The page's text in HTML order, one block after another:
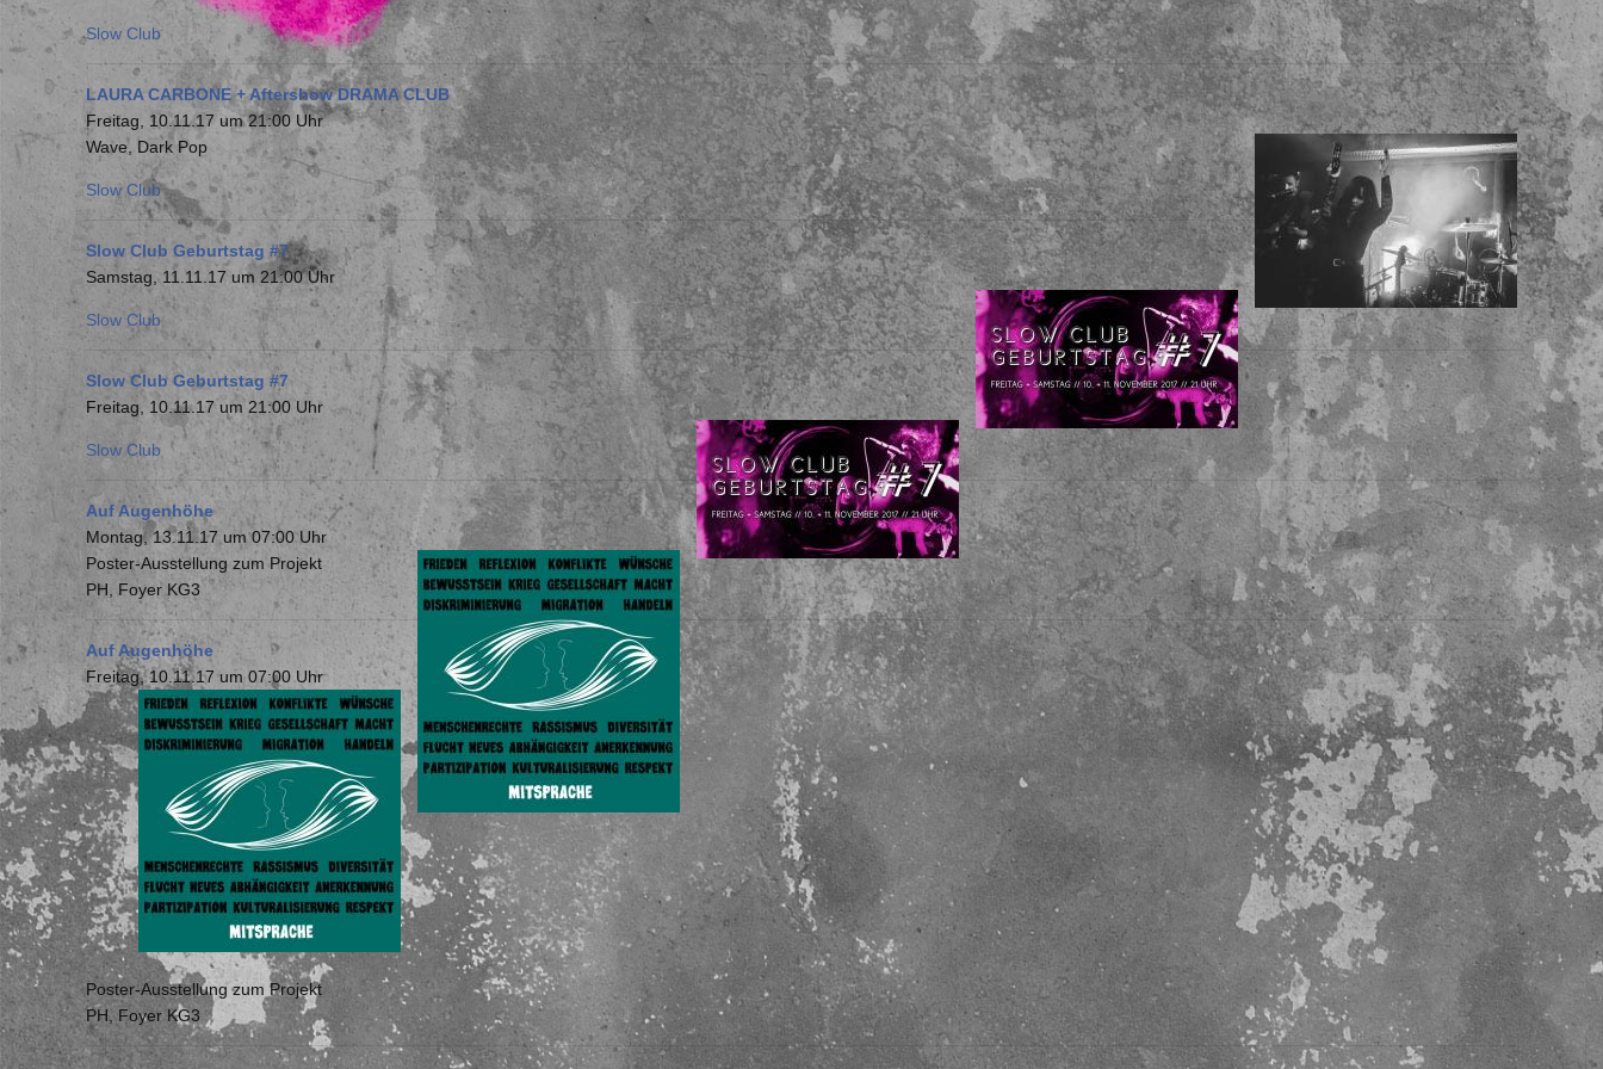
Slow Club
LAURA CARBONE + Aftershow DRAMA CLUB
Freitag, 10.11.17 um 21:00 Uhr
Wave, Dark Pop
Slow Club
Slow Club Geburtstag #7
Samstag, 11.11.17 um 21:00 Uhr
Slow Club
Slow Club Geburtstag #7
Freitag, 10.11.17 um 21:00 Uhr
Slow Club
Auf Augenhöhe
Montag, 13.11.17 um 07:00 Uhr
Poster-Ausstellung zum Projekt
PH, Foyer KG3
Auf Augenhöhe
Freitag, 10.11.17 um 07:00 Uhr
Poster-Ausstellung zum Projekt
PH, Foyer KG3